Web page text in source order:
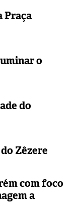
Praça
o
do
Zêzere
com foco
a